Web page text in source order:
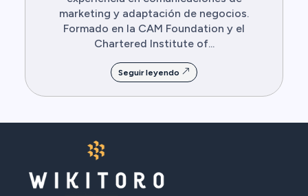
marketing y adaptación de negocios.
Formado en la CAM Foundation y el
Chartered Institute of...
Seguir leyendo